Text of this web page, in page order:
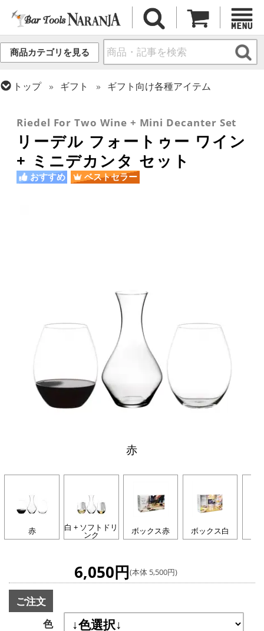
商品カテゴリを見る
トップ ギフト
ギフト向け各種アイテム
ワイングラス
Riedel For Two Wine + Mini Decanter Set
リーデル フォートゥー ワイン
+ ミニデカンタ セット
おすすめ ベストセラー
赤
赤 白 + ソフトドリ
ンク ボックス赤 ボックス白
6,050円(本体 5,500円)
ご注文
色